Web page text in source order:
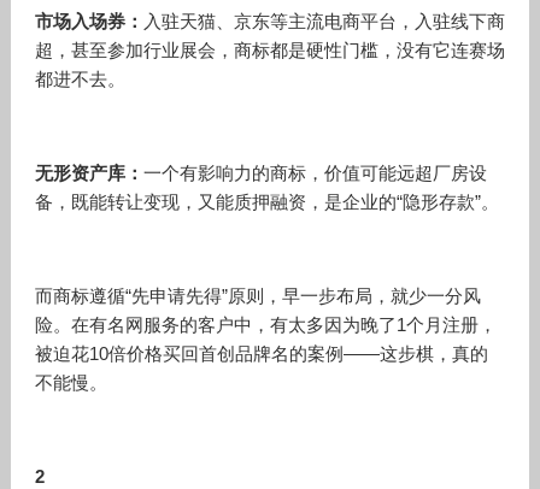
市场入场券： 入驻天猫、京东等主流电商平台，入驻线下商
超，甚至参加行业展会，商标都是硬性门槛，没有它连赛场
都进不去。
无形资产库： 一个有影响力的商标，价值可能远超厂房设
备，既能转让变现，又能质押融资，是企业的“隐形存款”。
而商标遵循“先申请先得”原则，早一步布局，就少一分风
险。在有名网服务的客户中，有太多因为晚了1个月注册，
被迫花10倍价格买回首创品牌名的案例——这步棋，真的
不能慢。
2